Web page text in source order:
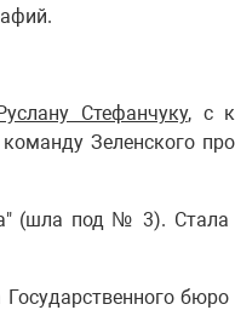
Стефанчуку, с
Зеленского
(шла под № 3). Стала
бюро